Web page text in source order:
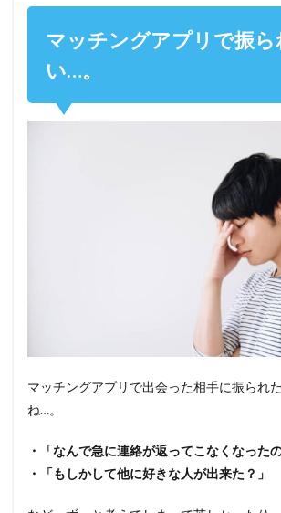
マッチングアプリで振
い…。
マッチングアプリで出会った相手に振られ
ね…。
・「なんで急に連絡が返ってこなくなった
・「もしかして他に好きな人が出来た？」